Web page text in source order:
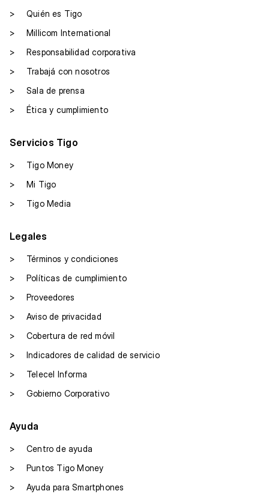
>
Quién es Tigo
>
Millicom International
>
Responsabilidad corporativa
>
Trabajá con nosotros
>
Sala de prensa
>
Ética y cumplimiento
Servicios Tigo
>
Tigo Money
>
Mi Tigo
>
Tigo Media
Legales
>
Términos y condiciones
>
Políticas de cumplimiento
>
Proveedores
>
Aviso de privacidad
>
Cobertura de red móvil
>
Indicadores de calidad de servicio
>
Telecel Informa
>
Gobierno Corporativo
Ayuda
>
Centro de ayuda
>
Puntos Tigo Money
>
Ayuda para Smartphones